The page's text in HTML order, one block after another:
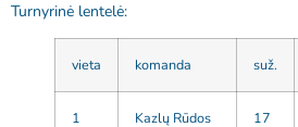
Turnyrinė lentelė:
vieta komanda suž.
1
Kazlų Rūdos
17